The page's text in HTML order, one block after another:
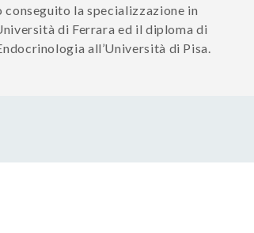
conseguito la specializzazione in
di Ferrara ed il diploma di
all’Università di Pisa.